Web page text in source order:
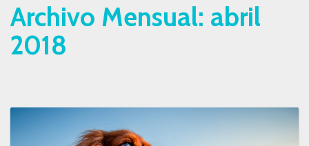
Archivo Mensual: abril
2018